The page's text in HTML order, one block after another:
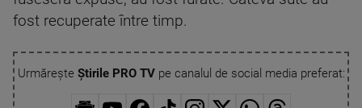
fost recuperate între timp.
Urmărește Știrile PRO TVpe canalul de social media preferat: